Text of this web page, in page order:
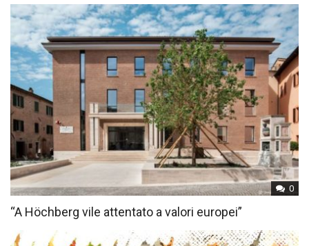
0
“A Höchberg vile attentato a valori europei”